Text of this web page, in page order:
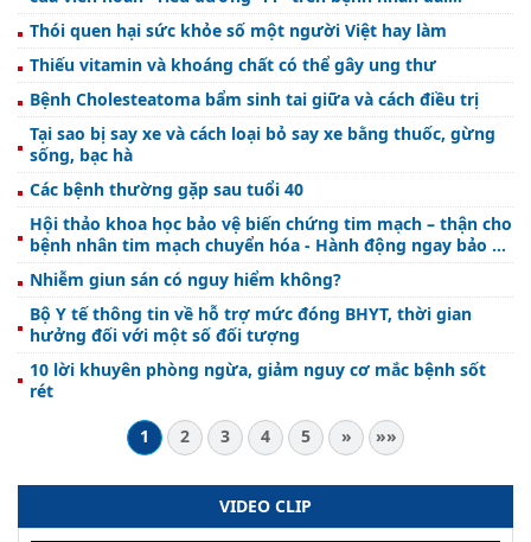
tháođường típ 2 tiến triển tại Bệnh viện Y học cổ truyền
Hà Tĩnh.
Thói quen hại sức khỏe số một người Việt hay làm
Thiếu vitamin và khoáng chất có thể gây ung thư
Bệnh Cholesteatoma bẩm sinh tai giữa và cách điều trị
Tại sao bị say xe và cách loại bỏ say xe bằng thuốc, gừng
sống, bạc hà
Các bệnh thường gặp sau tuổi 40
Hội thảo khoa học bảo vệ biến chứng tim mạch – thận cho
bệnh nhân tim mạch chuyển hóa - Hành động ngay bảo vệ
sớm.
Nhiễm giun sán có nguy hiểm không?
Bộ Y tế thông tin về hỗ trợ mức đóng BHYT, thời gian
hưởng đối với một số đối tượng
10 lời khuyên phòng ngừa, giảm nguy cơ mắc bệnh sốt
rét
1
2 3 4 5 » »»
VIDEO CLIP